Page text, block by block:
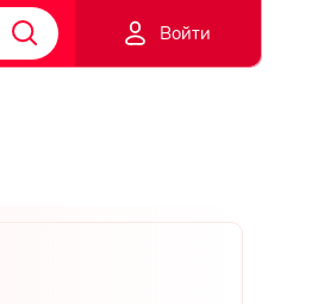
Доставка
Войти